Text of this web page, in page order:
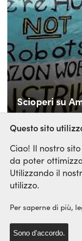
Scioperi su
Rete
Questo sito
Ciao! Il nostro
da poter
Utilizzando il
utilizzo.
Per saperne di più,
Sono d'accordo.